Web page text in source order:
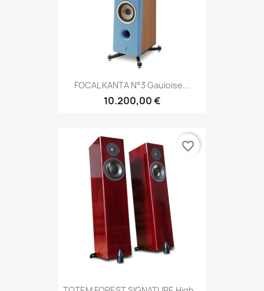
FOCAL KANTA N°3 Gauloise...
10.200,00 €
favorite_border